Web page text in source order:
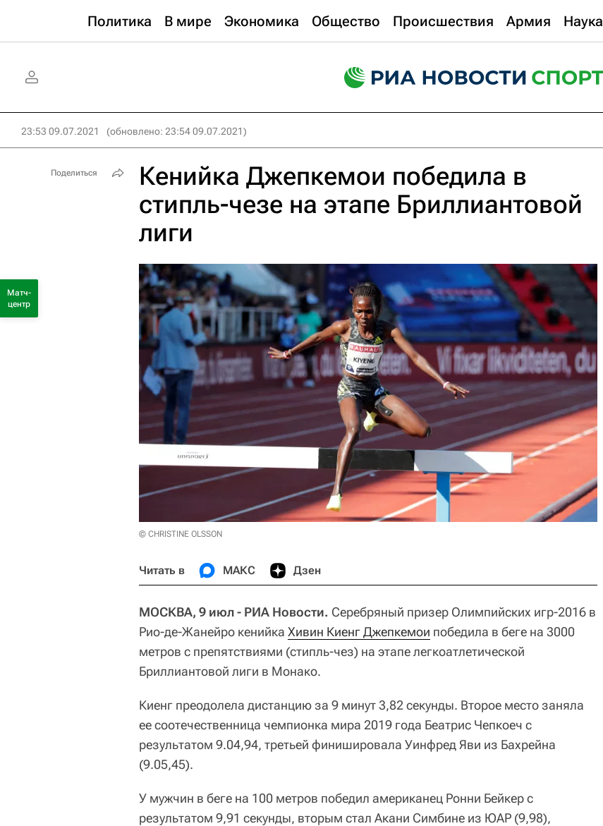
Политика В мире Экономика Общество Происшествия Армия Наука
23:53 09.07.2021 (обновлено: 23:54 09.07.2021)
Кенийка Джепкемои победила в
стипль-чезе на этапе Бриллиантовой
лиги
© CHRISTINE OLSSON
Читать в МАКС Дзен
МОСКВА, 9 июл - РИА Новости. Серебряный призер Олимпийских игр-2016 в
Рио-де-Жанейро кенийка Хивин Киенг Джепкемои победила в беге на 3000
метров с препятствиями (стипль-чез) на этапе легкоатлетической
Бриллиантовой лиги в Монако.
Киенг преодолела дистанцию за 9 минут 3,82 секунды. Второе место заняла
ее соотечественница чемпионка мира 2019 года Беатрис Чепкоеч с
результатом 9.04,94, третьей финишировала Уинфред Яви из Бахрейна
(9.05,45).
У мужчин в беге на 100 метров победил американец Ронни Бейкер с
результатом 9,91 секунды, вторым стал Акани Симбине из ЮАР (9,98),
Поделиться
Матч-
центр